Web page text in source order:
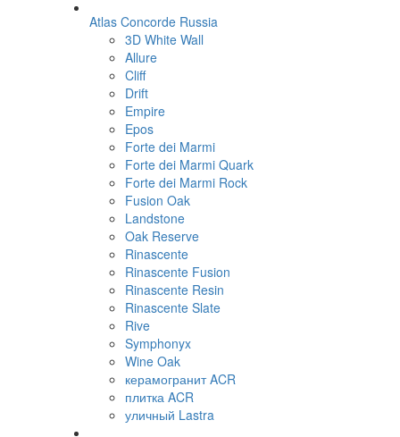
Atlas Concorde Russia
3D White Wall
Allure
Cliff
Drift
Empire
Epos
Forte dei Marmi
Forte dei Marmi Quark
Forte dei Marmi Rock
Fusion Oak
Landstone
Oak Reserve
Rinascente
Rinascente Fusion
Rinascente Resin
Rinascente Slate
Rive
Symphonyx
Wine Oak
керамогранит ACR
плитка ACR
уличный Lastra